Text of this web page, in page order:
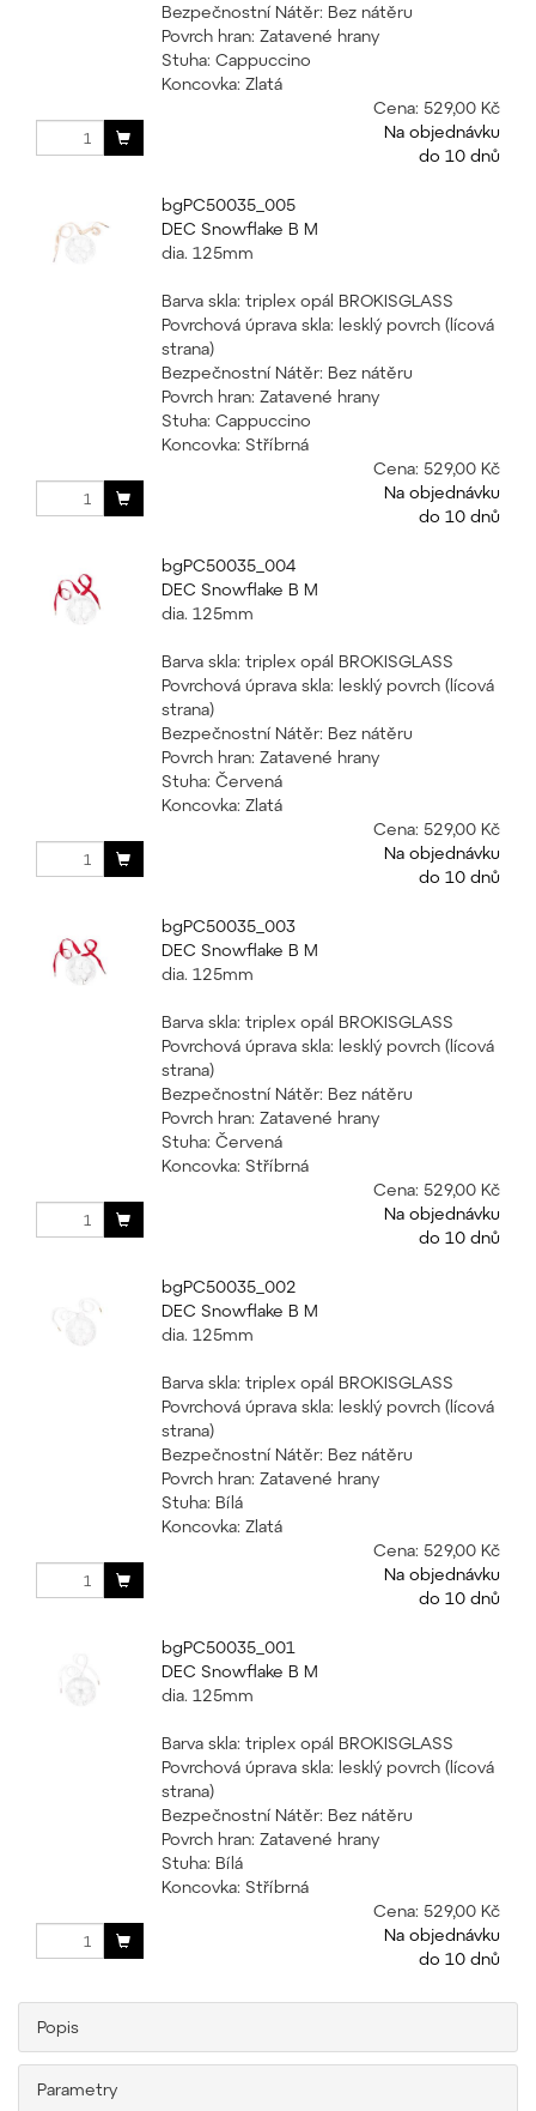
Bezpečnostní Nátěr: Bez nátěru
Povrch hran: Zatavené hrany
Stuha: Cappuccino
Koncovka: Zlatá
Cena: 529,00 Kč
Na objednávku
do 10 dnů
bgPC50035_005
DEC Snowflake B M
dia. 125mm
Barva skla: triplex opál BROKISGLASS
Povrchová úprava skla: lesklý povrch (lícová
strana)
Bezpečnostní Nátěr: Bez nátěru
Povrch hran: Zatavené hrany
Stuha: Cappuccino
Koncovka: Stříbrná
Cena: 529,00 Kč
Na objednávku
do 10 dnů
bgPC50035_004
DEC Snowflake B M
dia. 125mm
Barva skla: triplex opál BROKISGLASS
Povrchová úprava skla: lesklý povrch (lícová
strana)
Bezpečnostní Nátěr: Bez nátěru
Povrch hran: Zatavené hrany
Stuha: Červená
Koncovka: Zlatá
Cena: 529,00 Kč
Na objednávku
do 10 dnů
bgPC50035_003
DEC Snowflake B M
dia. 125mm
Barva skla: triplex opál BROKISGLASS
Povrchová úprava skla: lesklý povrch (lícová
strana)
Bezpečnostní Nátěr: Bez nátěru
Povrch hran: Zatavené hrany
Stuha: Červená
Koncovka: Stříbrná
Cena: 529,00 Kč
Na objednávku
do 10 dnů
bgPC50035_002
DEC Snowflake B M
dia. 125mm
Barva skla: triplex opál BROKISGLASS
Povrchová úprava skla: lesklý povrch (lícová
strana)
Bezpečnostní Nátěr: Bez nátěru
Povrch hran: Zatavené hrany
Stuha: Bílá
Koncovka: Zlatá
Cena: 529,00 Kč
Na objednávku
do 10 dnů
bgPC50035_001
DEC Snowflake B M
dia. 125mm
Barva skla: triplex opál BROKISGLASS
Povrchová úprava skla: lesklý povrch (lícová
strana)
Bezpečnostní Nátěr: Bez nátěru
Povrch hran: Zatavené hrany
Stuha: Bílá
Koncovka: Stříbrná
Cena: 529,00 Kč
Na objednávku
do 10 dnů
Popis
Parametry